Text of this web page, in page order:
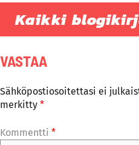
Kaikki
VASTAA
Sähköpostiosoitettasi ei
merkitty *
Kommentti *